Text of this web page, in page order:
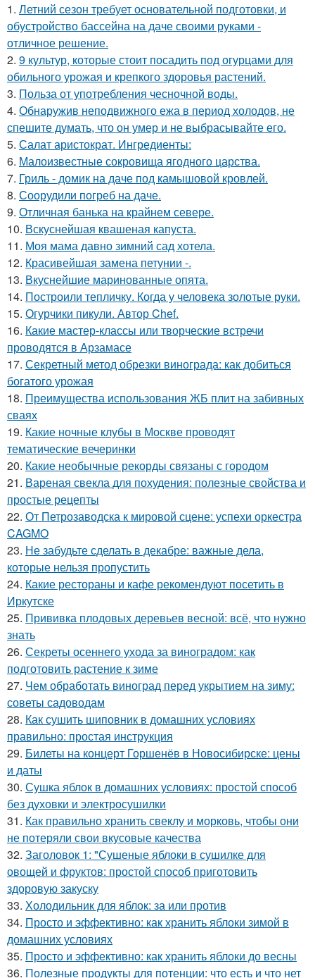
1. Летний сезон требует основательной подготовки, и
обустройство бассейна на даче своими руками -
отличное решение.
2. 9 культур, которые стоит посадить под огурцами для
обильного урожая и крепкого здоровья растений.
3. Польза от употребления чесночной воды.
4. Обнаружив неподвижного ежа в период холодов, не
спешите думать, что он умер и не выбрасывайте его.
5. Салат аристократ. Ингредиенты:
6. Малоизвестные сокровища ягодного царства.
7. Гриль - домик на даче под камышовой кровлей.
8. Соорудили погреб на даче.
9. Отличная банька на крайнем севере.
10. Вскуснейшая квашеная капуста.
11. Моя мама давно зимний сад хотела.
12. Красивейшая замена петунии -.
13. Вкуснейшие маринованные опята.
14. Построили тепличку. Когда у человека золотые руки.
15. Огурчики пикули. Автор Chef.
16. Какие мастер-классы или творческие встречи
проводятся в Арзамасе
17. Секретный метод обрезки винограда: как добиться
богатого урожая
18. Преимущества использования ЖБ плит на забивных
сваях
19. Какие ночные клубы в Москве проводят
тематические вечеринки
20. Какие необычные рекорды связаны с городом
21. Вареная свекла для похудения: полезные свойства и
простые рецепты
22. От Петрозаводска к мировой сцене: успехи оркестра
CAGMO
23. Не забудьте сделать в декабре: важные дела,
которые нельзя пропустить
24. Какие рестораны и кафе рекомендуют посетить в
Иркутске
25. Прививка плодовых деревьев весной: всё, что нужно
знать
26. Секреты осеннего ухода за виноградом: как
подготовить растение к зиме
27. Чем обработать виноград перед укрытием на зиму:
советы садоводам
28. Как сушить шиповник в домашних условиях
правильно: простая инструкция
29. Билеты на концерт Горшенёв в Новосибирске: цены
и даты
30. Сушка яблок в домашних условиях: простой способ
без духовки и электросушилки
31. Как правильно хранить свеклу и морковь, чтобы они
не потеряли свои вкусовые качества
32. Заголовок 1: "Сушеные яблоки в сушилке для
овощей и фруктов: простой способ приготовить
здоровую закуску
33. Холодильник для яблок: за или против
34. Просто и эффективно: как хранить яблоки зимой в
домашних условиях
35. Просто и эффективно: как хранить яблоки до весны
36. Полезные продукты для потенции: что есть и что нет